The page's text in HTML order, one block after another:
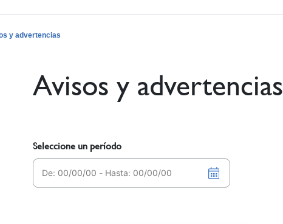
y advertencias
Avisos y advertencias
Seleccione un período